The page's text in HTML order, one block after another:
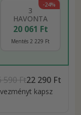
-24%
3
HAVONTA
20 061 Ft
Mentés 2 229 Ft
590 Ft22 290 Ft
kapsz